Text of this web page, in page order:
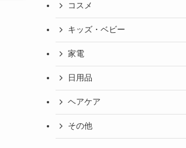
コスメ
キッズ・ベビー
家電
日用品
ヘアケア
その他